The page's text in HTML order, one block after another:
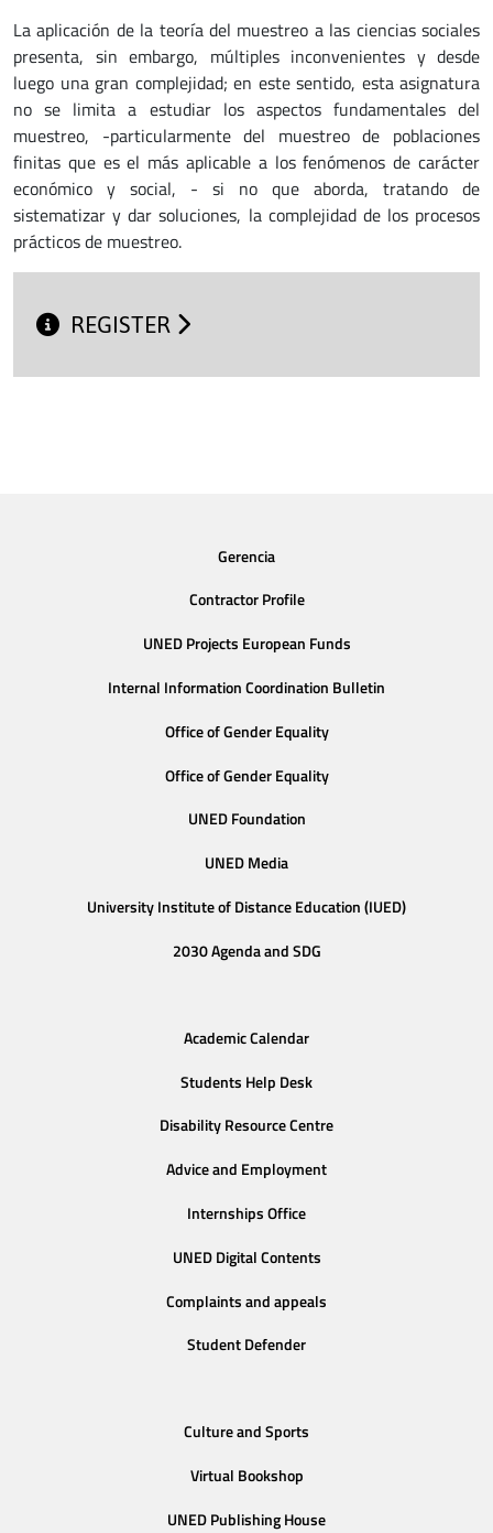
La aplicación de la teoría del muestreo a las ciencias sociales
presenta, sin embargo, múltiples inconvenientes y desde
luego una gran complejidad; en este sentido, esta asignatura
no se limita a estudiar los aspectos fundamentales del
muestreo, -particularmente del muestreo de poblaciones
finitas que es el más aplicable a los fenómenos de carácter
económico y social, - si no que aborda, tratando de
sistematizar y dar soluciones, la complejidad de los procesos
prácticos de muestreo.
REGISTER
Gerencia
Contractor Profile
UNED Projects European Funds
Internal Information Coordination Bulletin
Office of Gender Equality
Office of Gender Equality
UNED Foundation
UNED Media
University Institute of Distance Education (IUED)
2030 Agenda and SDG
Academic Calendar
Students Help Desk
Disability Resource Centre
Advice and Employment
Internships Office
UNED Digital Contents
Complaints and appeals
Student Defender
Culture and Sports
Virtual Bookshop
UNED Publishing House